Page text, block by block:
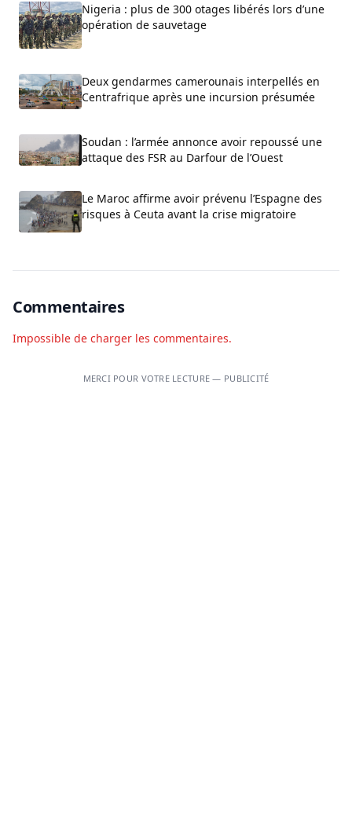
Nigeria : plus de 300 otages libérés lors d’une
opération de sauvetage
Deux gendarmes camerounais interpellés en
Centrafrique après une incursion présumée
Soudan : l’armée annonce avoir repoussé une
attaque des FSR au Darfour de l’Ouest
Le Maroc affirme avoir prévenu l’Espagne des
risques à Ceuta avant la crise migratoire
Commentaires
Impossible de charger les commentaires.
MERCI POUR VOTRE LECTURE — PUBLICITÉ